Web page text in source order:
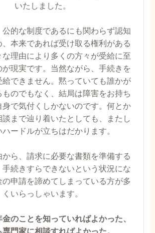
いたしました。
的な制度であるにも関わらず認知
、本来であれば受け取る権利がある
理由により多くの方々が受給に至
が現実です。当然ながら、手続きを
給できません。黙っていても誰かが
のでもなく、結局は障害をお持ち
身で気付くしかないのです。何とか
まで辿り着いたとしても、またし
ードルが立ちはだかります。
から、請求に必要な書類を準備する
続きすらできないという状況にな
の申請を諦めてしまっている方が多
くいらっしゃいます。
のことを知っていればよかった、
門家に相談すればよかった。